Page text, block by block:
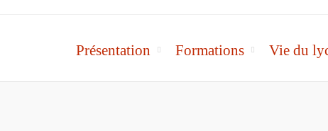
Présentation Formations Vie du